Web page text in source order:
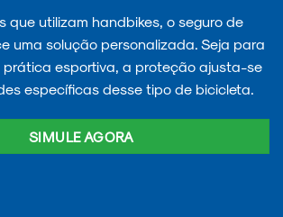
que utilizam handbikes, o seguro de
uma solução personalizada. Seja para
prática esportiva, a proteção ajusta-se
específicas desse tipo de bicicleta.
SIMULE AGORA